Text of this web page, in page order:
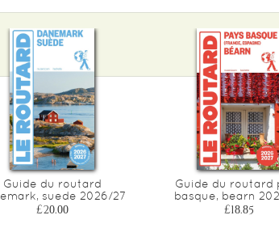
Guide du routard
suede 2026/27
£20.00
Guide du routard
basque, bearn
£18.85